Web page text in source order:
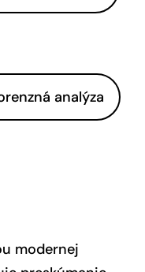
analýza
modernej